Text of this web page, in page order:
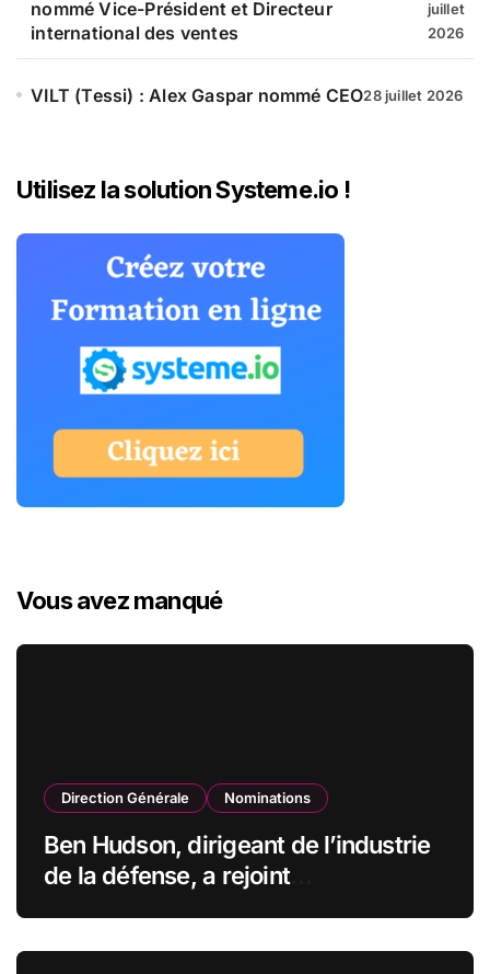
nommé Vice-Président et Directeur
international des ventes
juillet
2026
VILT (Tessi) : Alex Gaspar nommé CEO28 juillet 2026
Utilisez la solution Systeme.io !
Vous avez manqué
Direction Générale Nominations
Ben Hudson, dirigeant de l’industrie
de la défense, a rejoint